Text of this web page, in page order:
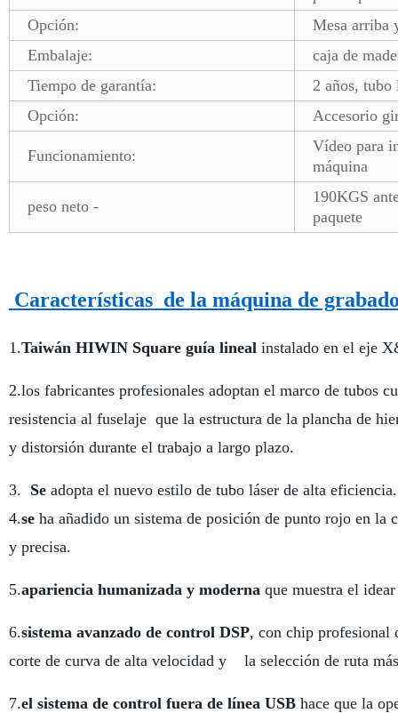
Opción:
Mesa arriba
Embalaje:
caja de
Tiempo de garantía:
2 años, tubo
Opción:
Accesorio
Funcionamiento:
Vídeo para
máquina
peso neto -
190KGS
paquete
Características de la
1.Taiwán HIWIN Square guía linealinstalado en el eje
2.los fabricantes profesionales adoptan el marco de tubos
resistencia al fuselaje que la estructura de la plancha de
y distorsión durante el trabajo a largo plazo.
3. Seadopta el nuevo estilo de tubo láser de alta
4.seha añadido un sistema de posición de punto rojo en la
y precisa.
5.apariencia humanizada y modernaque muestra el
6.sistema avanzado de control DSP, con chip profesional
corte de curva de alta velocidad y la selección de ruta
7.el sistema de control fuera de línea USBhace que la